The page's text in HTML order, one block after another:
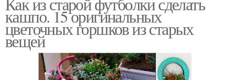
кашпо. 15 оригинальных
цветочных горшков из старых
вещей